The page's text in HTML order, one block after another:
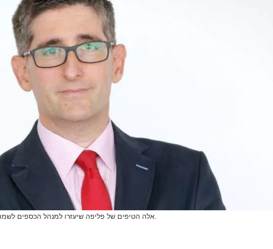
אלה הטיפים של פליפה שיעזרו למנהל הכספים לשמור על הבריאות הכלכלית של החברה.